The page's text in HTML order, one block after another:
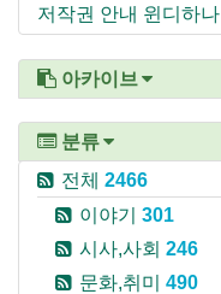
저작권 안내 윈디하나
아카이브
분류
전체 2466
이야기 301
시사,사회 246
문화,취미 490